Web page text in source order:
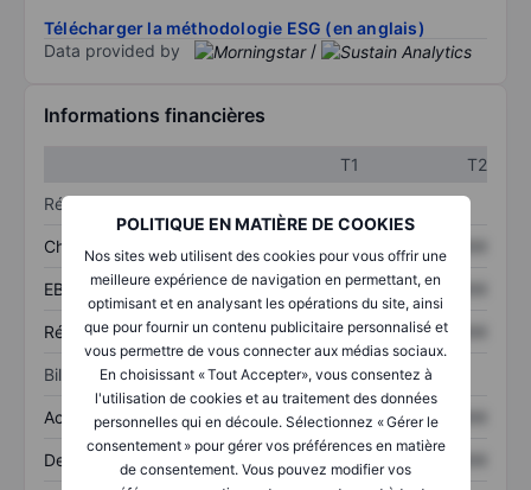
POLITIQUE EN MATIÈRE DE COOKIES
Nos sites web utilisent des cookies pour vous offrir une
meilleure expérience de navigation en permettant, en
optimisant et en analysant les opérations du site, ainsi
que pour fournir un contenu publicitaire personnalisé et
vous permettre de vous connecter aux médias sociaux.
En choisissant « Tout Accepter», vous consentez à
l'utilisation de cookies et au traitement des données
personnelles qui en découle. Sélectionnez « Gérer le
consentement » pour gérer vos préférences en matière
de consentement. Vous pouvez modifier vos
Télécharger la méthodologie ESG (en anglais)
Data provided by
/
Informations financières
T1
T2
Résultats
Chiffre d’affaires XXXXXXX XXXXXXX
EBITDA XXXXXXX XXXXXXX
Résultat net XXXXXXX XXXXXXX
Bilan
Actifs totaux XXXXXXX XXXXXXX
Dette totale XXXXXXX